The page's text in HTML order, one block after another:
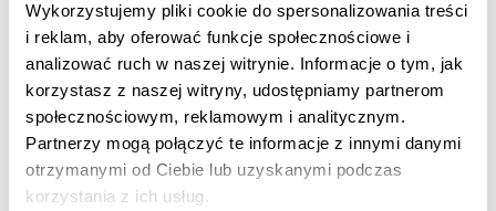
Wykorzystujemy pliki cookie do spersonalizowania treści
i reklam, aby oferować funkcje społecznościowe i
analizować ruch w naszej witrynie. Informacje o tym, jak
korzystasz z naszej witryny, udostępniamy partnerom
społecznościowym, reklamowym i analitycznym.
Partnerzy mogą połączyć te informacje z innymi danymi
otrzymanymi od Ciebie lub uzyskanymi podczas
korzystania z ich usług.
Dodaj do porównania
Kostka Brukowa Complex